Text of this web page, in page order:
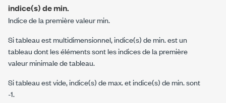
indice(s) de min.
Indice de la premièrevaleur min.
Sitableauest multidimensionnel,indice(s) de min.est un
tableau dont les éléments sont les indices de la première
valeur minimale detableau.
Sitableauest vide,indice(s) de max.etindice(s) de min.sont
-1.